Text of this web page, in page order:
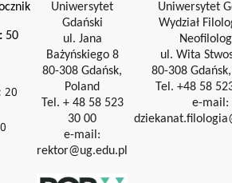
50
20
Uniwersytet
Gdański
ul. Jana
Bażyńskiego 8
80-308 Gdańsk,
Poland
Tel. + 48 58 523
30 00
e-mail:
rektor@ug.edu.pl
Uniwersytet
Wydział
ul. Wita
80-308
Tel. +48 58
e-mail: